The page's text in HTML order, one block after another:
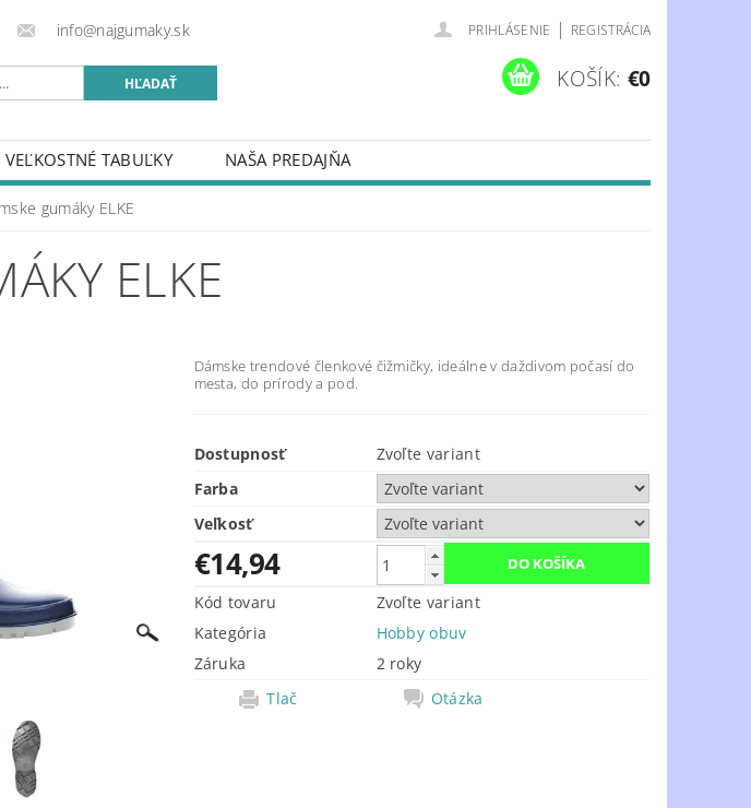
info@najgumaky.sk PRIHLÁSENIE | REGISTRÁCIA
KOŠÍK: €0
VEĽKOSTNÉ TABUĽKY
NAŠA PREDAJŇA
gumáky ELKE
ELKE
Dámske trendové členkové čižmičky, ideálne v daždivom počasí do
mesta, do prírody a pod.
Dostupnosť
Zvoľte variant
Farba
Veľkosť
€14,94
Kód tovaru
Zvoľte variant
Kategória
Hobby obuv
Záruka
2 roky
Tlač
Otázka